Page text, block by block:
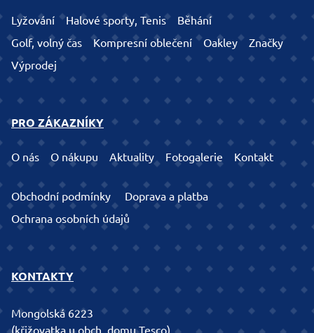
Lyžování Halové sporty, Tenis
Běhání
Golf, volný čas
Kompresní oblečení Oakley
Značky
Výprodej
PRO ZÁKAZNÍKY
O nás O nákupu Aktuality Fotogalerie Kontakt
Obchodní podmínky
Doprava a platba
Ochrana osobních údajů
KONTAKTY
Mongolská 6223
(křižovatka u obch. domu Tesco)